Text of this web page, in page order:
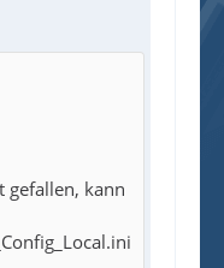
gefallen, kann